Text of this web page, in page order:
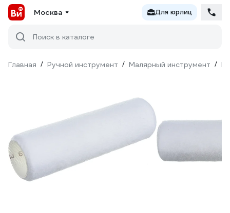
Москва Для юрлиц
Поиск в каталоге
Главная / Ручной инструмент / Малярный инструмент /